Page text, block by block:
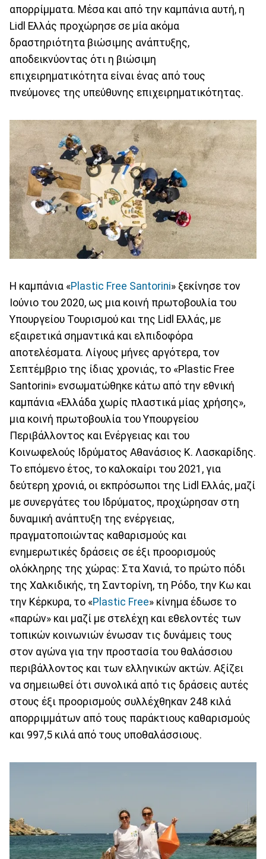
απορρίμματα. Μέσα και από την καμπάνια αυτή, η
Lidl Ελλάς προχώρησε σε μία ακόμα
δραστηριότητα βιώσιμης ανάπτυξης,
αποδεικνύοντας ότι η βιώσιμη
επιχειρηματικότητα είναι ένας από τους
πνεύμονες της υπεύθυνης επιχειρηματικότητας.
Η καμπάνια «Plastic Free Santorini» ξεκίνησε τον
Ιούνιο του 2020, ως μια κοινή πρωτοβουλία του
Υπουργείου Τουρισμού και της Lidl Ελλάς, με
εξαιρετικά σημαντικά και ελπιδοφόρα
αποτελέσματα. Λίγους μήνες αργότερα, τον
Σεπτέμβριο της ίδιας χρονιάς, το «Plastic Free
Santorini» ενσωματώθηκε κάτω από την εθνική
καμπάνια «Ελλάδα χωρίς πλαστικά μίας χρήσης»,
μια κοινή πρωτοβουλία του Υπουργείου
Περιβάλλοντος και Ενέργειας και του
Κοινωφελούς Ιδρύματος Αθανάσιος Κ. Λασκαρίδης.
Το επόμενο έτος, το καλοκαίρι του 2021, για
δεύτερη χρονιά, οι εκπρόσωποι της Lidl Ελλάς, μαζί
με συνεργάτες του Ιδρύματος, προχώρησαν στη
δυναμική ανάπτυξη της ενέργειας,
πραγματοποιώντας καθαρισμούς και
ενημερωτικές δράσεις σε έξι προορισμούς
ολόκληρης της χώρας: Στα Χανιά, το πρώτο πόδι
της Χαλκιδικής, τη Σαντορίνη, τη Ρόδο, την Κω και
την Κέρκυρα, το «Plastic Free» κίνημα έδωσε το
«παρών» και μαζί με στελέχη και εθελοντές των
τοπικών κοινωνιών ένωσαν τις δυνάμεις τους
στον αγώνα για την προστασία του θαλάσσιου
περιβάλλοντος και των ελληνικών ακτών. Αξίζει
να σημειωθεί ότι συνολικά από τις δράσεις αυτές
στους έξι προορισμούς συλλέχθηκαν 248 κιλά
απορριμμάτων από τους παράκτιους καθαρισμούς
και 997,5 κιλά από τους υποθαλάσσιους.